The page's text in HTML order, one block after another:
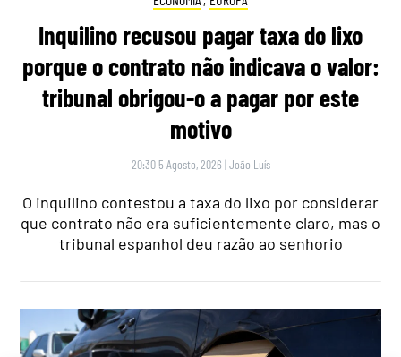
Inquilino recusou pagar taxa do lixo
porque o contrato não indicava o valor:
tribunal obrigou-o a pagar por este
motivo
20:30 5 Agosto, 2026 |João Luís
O inquilino contestou a taxa do lixo por considerar
que contrato não era suficientemente claro, mas o
tribunal espanhol deu razão ao senhorio